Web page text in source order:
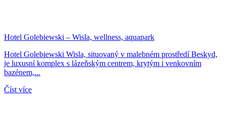
Hotel Golebiewski – Wisla, wellness, aquapark
Hotel Golebiewski Wisla, situovaný v malebném prostředí Beskyd,
je luxusní komplex s lázeňským centrem, krytým i venkovním
bazénem,...
Číst více